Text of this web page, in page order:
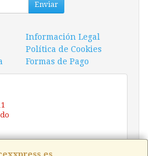
Enviar
Información Legal
Política de Cookies
Formas de Pago